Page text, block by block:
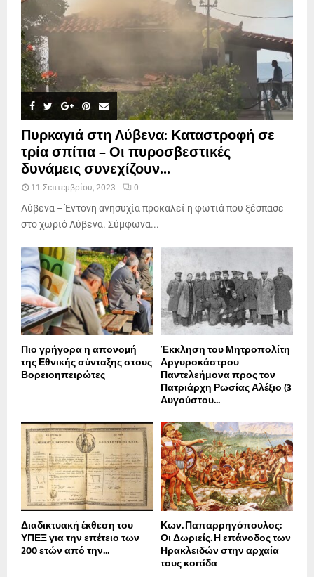
Πυρκαγιά στη Λύβενα: Καταστροφή σε
τρία σπίτια – Οι πυροσβεστικές
δυνάμεις συνεχίζουν...
11 Σεπτεμβρίου, 2023 0
Λύβενα – Έντονη ανησυχία προκαλεί η φωτιά που ξέσπασε
στο χωριό Λύβενα. Σύμφωνα...
Πιο γρήγορα η απονοµή
της Εθνικής σύνταξης στους
Βορειοηπειρώτες
Έκκληση του Μητροπολίτη
Αργυροκάστρου
Παντελεήμονα προς τον
Πατριάρχη Ρωσίας Αλέξιο (3
Αυγούστου...
Διαδικτυακή έκθεση του
ΥΠΕΞ για την επέτειο των
200 ετών από την...
Κων. Παπαρρηγόπουλος:
Οι Δωριείς. Η επάνοδος των
Ηρακλειδών στην αρχαία
τους κοιτίδα